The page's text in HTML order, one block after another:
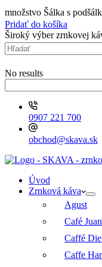
množstvo Šálka s
Pridať do košíka
Široký výber zrnkovej
No results
0907 221 700
obchod@skava.sk
Úvod
Zrnková káva
Agust
Café
Caffé
Caffe